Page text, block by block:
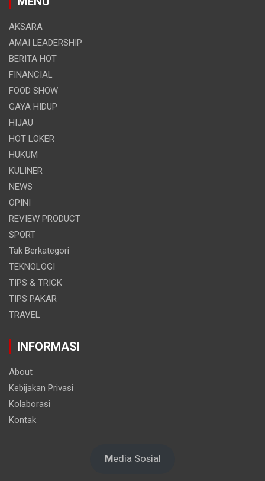
AKSARA
AMAI LEADERSHIP
BERITA HOT
FINANCIAL
FOOD SHOW
GAYA HIDUP
HIJAU
HOT LOKER
HUKUM
KULINER
NEWS
OPINI
REVIEW PRODUCT
SPORT
Tak Berkategori
TEKNOLOGI
TIPS & TRICK
TIPS PAKAR
TRAVEL
INFORMASI
About
Kebijakan Privasi
Kolaborasi
Kontak
Media Sosial